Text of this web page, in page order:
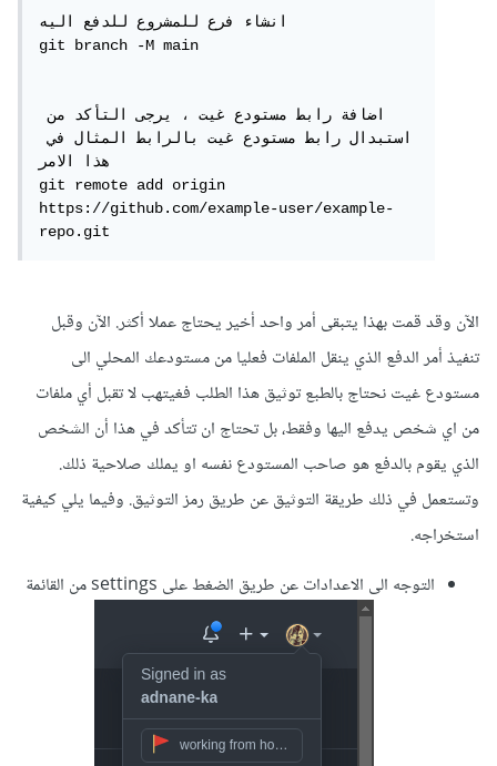
انشاء فرع للمشروع للدفع اليه
git branch -M main
اضافة رابط مستودع غيت ، يرجى التأكد من
استبدال رابط مستودع غيت بالرابط المثال في
هذا الامر
git remote add origin
https://github.com/example-user/example-
repo.git
الآن وقد قمت بهذا يتبقى أمر واحد أخير يحتاج عملا أكثر. الآن وقبل
تنفيذ أمر الدفع الذي ينقل الملفات فعليا من مستودعك المحلي الى
مستودع غيت نحتاج بالطبع توثيق هذا الطلب فغيتهب لا تقبل أي ملفات
من اي شخص يدفع اليها وفقط، بل تحتاج ان تتأكد في هذا أن الشخص
الذي يقوم بالدفع هو صاحب المستودع نفسه او يملك صلاحية ذلك.
وتستعمل في ذلك طريقة التوثيق عن طريق رمز التوثيق. وفيما يلي كيفية
استخراجه.
التوجه الى الاعدادات عن طريق الضغط على settings من القائمة